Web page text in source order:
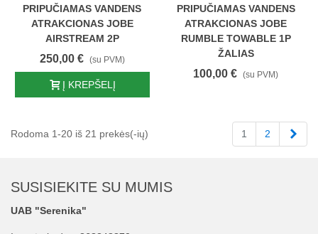
PRIPUČIAMAS VANDENS
ATRAKCIONAS JOBE
AIRSTREAM 2P
250,00 € (su PVM)
Į KREPŠELĮ
PRIPUČIAMAS VANDENS
ATRAKCIONAS JOBE
RUMBLE TOWABLE 1P
ŽALIAS
100,00 € (su PVM)
Rodoma 1-20 iš 21 prekės(-ių) 1 2
SUSISIEKITE SU MUMIS
UAB "Serenika"